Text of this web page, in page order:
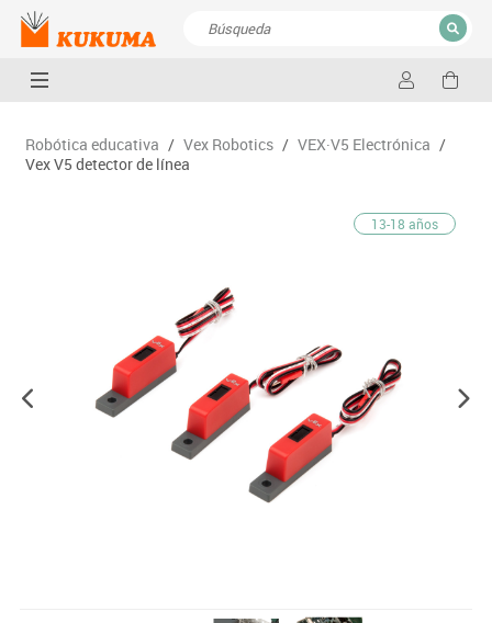
CERRAR
Robótica educativa / Vex Robotics / VEX·V5 Electrónica /
Vex V5 detector de línea
13-18 años